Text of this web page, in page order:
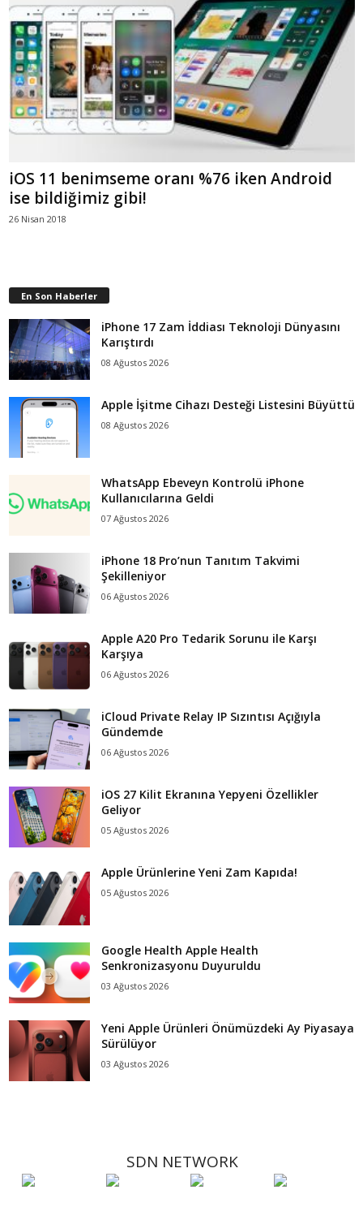
iOS 11 benimseme oranı %76 iken Android
ise bildiğimiz gibi!
26 Nisan 2018
En Son Haberler
iPhone 17 Zam İddiası Teknoloji Dünyasını
Karıştırdı
08 Ağustos 2026
Apple İşitme Cihazı Desteği Listesini Büyüttü
08 Ağustos 2026
WhatsApp Ebeveyn Kontrolü iPhone
Kullanıcılarına Geldi
07 Ağustos 2026
iPhone 18 Pro’nun Tanıtım Takvimi
Şekilleniyor
06 Ağustos 2026
Apple A20 Pro Tedarik Sorunu ile Karşı
Karşıya
06 Ağustos 2026
iCloud Private Relay IP Sızıntısı Açığıyla
Gündemde
06 Ağustos 2026
iOS 27 Kilit Ekranına Yepyeni Özellikler
Geliyor
05 Ağustos 2026
Apple Ürünlerine Yeni Zam Kapıda!
05 Ağustos 2026
Google Health Apple Health
Senkronizasyonu Duyuruldu
03 Ağustos 2026
Yeni Apple Ürünleri Önümüzdeki Ay Piyasaya
Sürülüyor
03 Ağustos 2026
SDN NETWORK